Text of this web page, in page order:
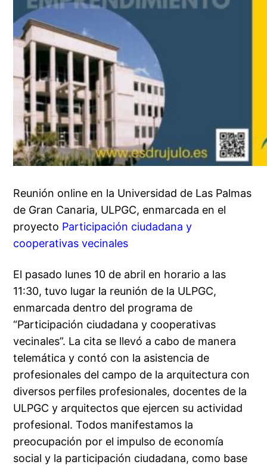
Reunión online en la Universidad de Las Palmas
de Gran Canaria, ULPGC, enmarcada en el
proyecto Participación ciudadana y
cooperativas vecinales
El pasado lunes 10 de abril en horario a las
11:30, tuvo lugar la reunión de la ULPGC,
enmarcada dentro del programa de
“Participación ciudadana y cooperativas
vecinales”. La cita se llevó a cabo de manera
telemática y contó con la asistencia de
profesionales del campo de la arquitectura con
diversos perfiles profesionales, docentes de la
ULPGC y arquitectos que ejercen su actividad
profesional. Todos manifestamos la
preocupación por el impulso de economía
social y la participación ciudadana, como base